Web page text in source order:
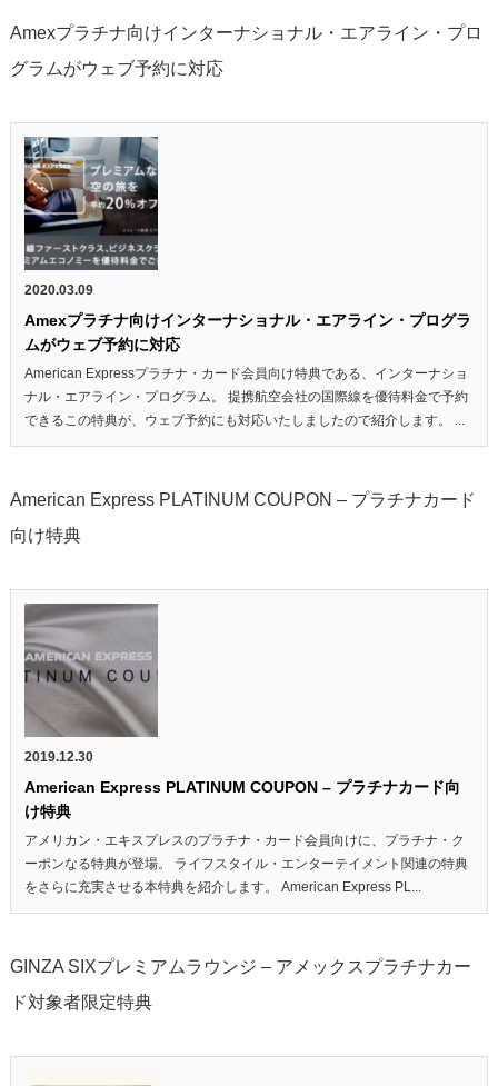
Amexプラチナ向けインターナショナル・エアライン・プロ
グラムがウェブ予約に対応
2020.03.09
Amexプラチナ向けインターナショナル・エアライン・プログラ
ムがウェブ予約に対応
American Expressプラチナ・カード会員向け特典である、インターナショ
ナル・エアライン・プログラム。 提携航空会社の国際線を優待料金で予約
できるこの特典が、ウェブ予約にも対応いたしましたので紹介します。 ...
American Express PLATINUM COUPON – プラチナカード
向け特典
2019.12.30
American Express PLATINUM COUPON – プラチナカード向
け特典
アメリカン・エキスプレスのプラチナ・カード会員向けに、プラチナ・ク
ーポンなる特典が登場。 ライフスタイル・エンターテイメント関連の特典
をさらに充実させる本特典を紹介します。 American Express PL...
GINZA SIXプレミアムラウンジ – アメックスプラチナカー
ド対象者限定特典